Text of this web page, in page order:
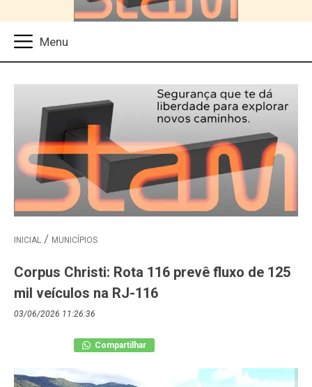
INICIAL MUNICÍPIOS
Corpus Christi: Rota 116 prevê fluxo de 125
mil veículos na RJ-116
03/06/2026 11:26:36
Compartilhar